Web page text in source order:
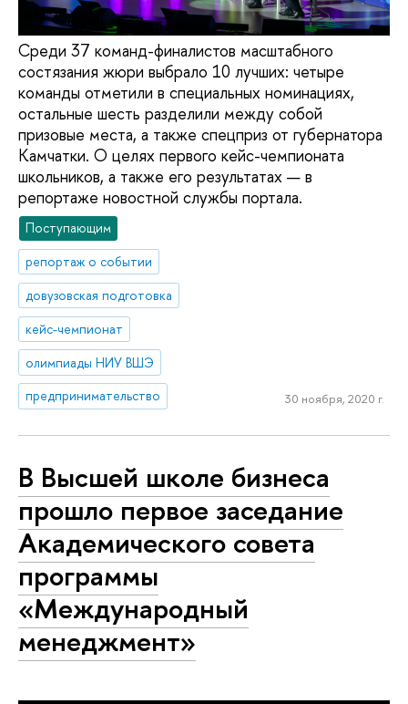
Среди 37 команд-финалистов масштабного
состязания жюри выбрало 10 лучших: четыре
команды отметили в специальных номинациях,
остальные шесть разделили между собой
призовые места, а также спецприз от губернатора
Камчатки. О целях первого кейс-чемпионата
школьников, а также его результатах — в
репортаже новостной службы портала.
Поступающим
репортаж о событии
довузовская подготовка
кейс-чемпионат
олимпиады НИУ ВШЭ
предпринимательство
30 ноября, 2020 г.
В Высшей школе бизнеса
прошло первое заседание
Академического совета
программы
«Международный
менеджмент»